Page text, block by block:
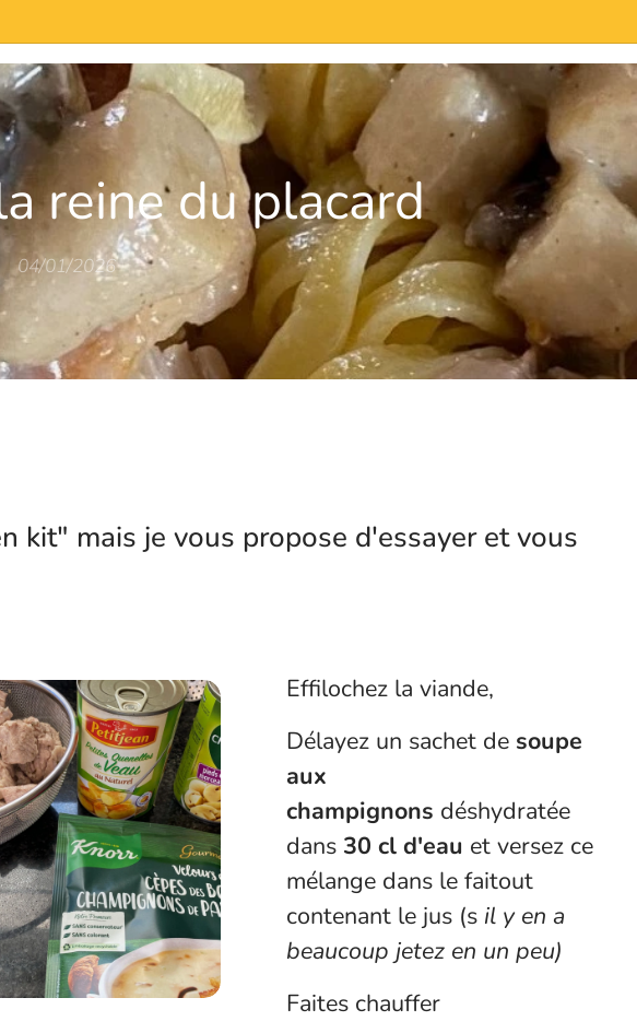
reine du placard
04/01/2026
kit" mais je vous propose d'essayer et vous
Effilochez la viande,
Délayez un sachet de soupe
aux
champignons déshydratée
dans 30 cl d'eau et versez ce
mélange dans le faitout
contenant le jus (sil y en a
beaucoup jetez en un peu)
Faites chauffer